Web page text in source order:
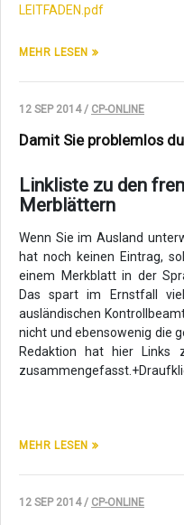
LEITFADEN.pdf
MEHR LESEN
12 SEP 2014 / CP-ONLINE
Damit Sie problemlos
Linkliste zu den
Merblättern
Wenn Sie im Ausland
hat noch keinen Eintrag,
einem Merkblatt in der
Das spart im Ernstfall
ausländischen
nicht und ebensowenig die
Redaktion hat hier Links
MEHR LESEN
12 SEP 2014 / CP-ONLINE